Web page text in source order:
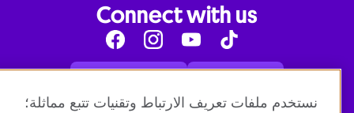
Connect with us
FacebookInstagramYoutube
Tik
Tok
English online courses:
نستخدم ملفات تعريف الارتباط وتقنيات تتبع مماثلة؛